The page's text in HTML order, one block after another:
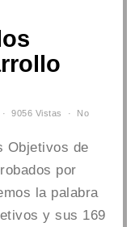
9056 Vistas
No
Objetivos de
por
la palabra
y sus 169